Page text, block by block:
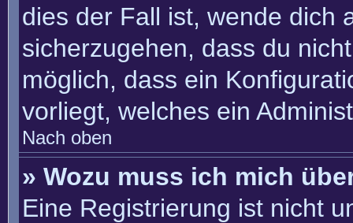
dies der Fall ist, wende dich
sicherzugehen, dass du
möglich, dass ein
vorliegt, welches ein
Nach oben
» Wozu muss ich mich
Eine Registrierung ist nicht